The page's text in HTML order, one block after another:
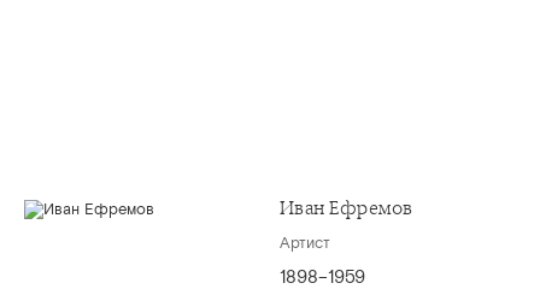
Иван Ефремов
Артист
1898–1959